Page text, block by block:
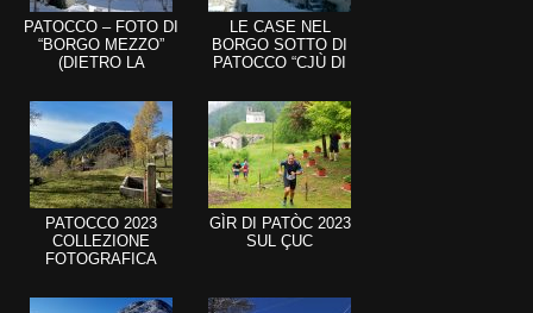
PATOCCO – FOTO DI
“BORGO MEZZO”
(DIETRO LA
CHIESA)
LE CASE NEL
BORGO SOTTO DI
PATOCCO “CJÙ DI
PATOCCO 2023
COLLEZIONE
FOTOGRAFICA
GÌR DI PATÒC 2023
SUL ÇUC